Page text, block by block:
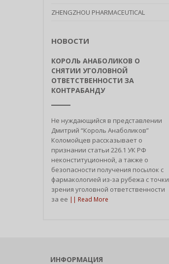
ZHENGZHOU PHARMACEUTICAL
НОВОСТИ
КОРОЛЬ АНАБОЛИКОВ О
СНЯТИИ УГОЛОВНОЙ
ОТВЕТСТВЕННОСТИ ЗА
КОНТРАБАНДУ
Не нуждающийся в представлении
Дмитрий “Король Анаболиков”
Коломойцев рассказывает о
признании статьи 226.1 УК РФ
неконституционной, а также о
безопасности получения посылок с
фармакологией из-за рубежа с точки
зрения уголовной ответственности
за ее || Read More
ИНФОРМАЦИЯ